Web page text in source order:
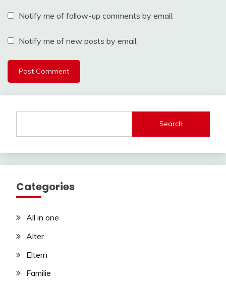
Notify me of follow-up comments by email.
Notify me of new posts by email.
Search
Categories
All in one
Alter
Eltern
Familie